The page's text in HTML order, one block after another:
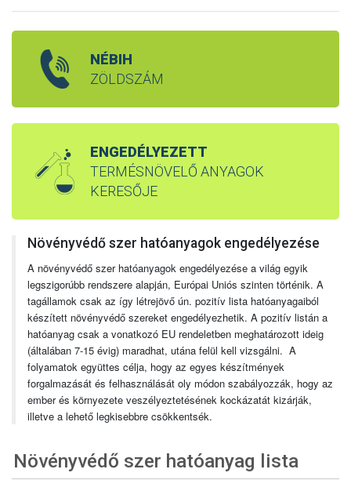
NÉBIH
ZÖLDSZÁM
ENGEDÉLYEZETT
TERMÉSNÖVELŐ ANYAGOK
KERESŐJE
Növényvédő szer hatóanyagok engedélyezése
A növényvédő szer hatóanyagok engedélyezése a világ egyik
legszigorúbb rendszere alapján, Európai Uniós szinten történik. A
tagállamok csak az így létrejövő ún. pozitív lista hatóanyagaiból
készített növényvédő szereket engedélyezhetik. A pozitív listán a
hatóanyag csak a vonatkozó EU rendeletben meghatározott ideig
(általában 7-15 évig) maradhat, utána felül kell vizsgálni. A
folyamatok együttes célja, hogy az egyes készítmények
forgalmazását és felhasználását oly módon szabályozzák, hogy az
ember és környezete veszélyeztetésének kockázatát kizárják,
illetve a lehető legkisebbre csökkentsék.
Növényvédő szer hatóanyag lista